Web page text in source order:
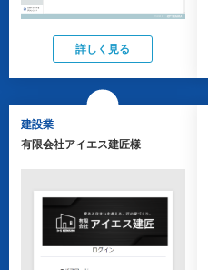
詳しく見る
建設業
有限会社アイエス建匠様